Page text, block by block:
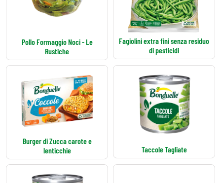
Pollo Formaggio Noci - Le
Rustiche
Fagiolini extra fini senza residuo
di pesticidi
Burger di Zucca carote e
lenticchie
Taccole Tagliate